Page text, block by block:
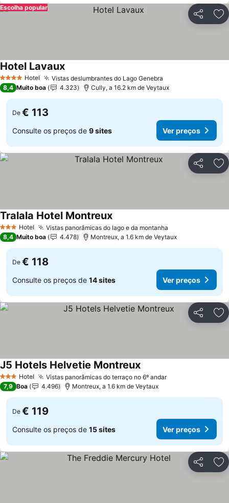
Partilhar
Escolha popular
4 EstrelasHotel Vistas deslumbrantes do Lago Genebra
Hotel LavauxVer preços
8,4 Muito boa 4.323 Cully, a 16.2 km de Veytaux
De € 113
Consulte os preços de 9 sites Ver preços
Partilhar
3 EstrelasHotel Vistas panorâmicas do lago e da montanha
Tralala Hotel MontreuxVer preços
8,4 Muito boa 4.478 Montreux, a 1.6 km de Veytaux
De € 118
Consulte os preços de 14 sites Ver preços
Partilhar
3 EstrelasHotel Vistas panorâmicas do terraço no 6º andarVer preços
J5 Hotels Helvetie MontreuxVer preços
7,9 Boa 4.496 Montreux, a 1.6 km de Veytaux
De € 119
Consulte os preços de 15 sites Ver preços
Partilhar